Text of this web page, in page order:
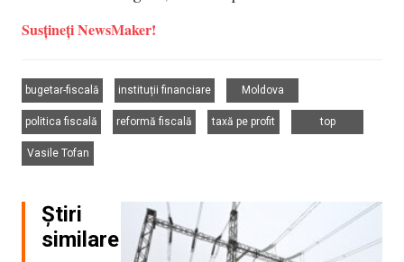
Susțineți NewsMaker!
bugetar-fiscală
instituții financiare
Moldova
politica fiscală
reformă fiscală
taxă pe profit
top
Vasile Tofan
Știri
similare